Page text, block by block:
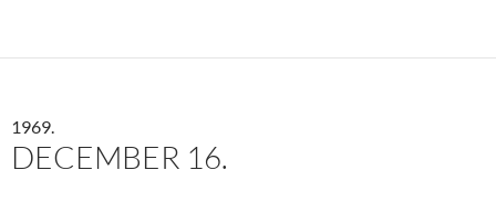
1969.
DECEMBER 16.